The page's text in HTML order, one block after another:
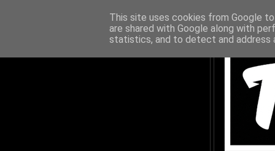
This site uses cookies from Google
are shared with Google along with
statistics, and to detect and address